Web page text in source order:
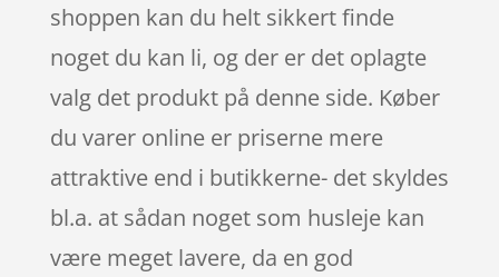
shoppen kan du helt sikkert finde
noget du kan li, og der er det oplagte
valg det produkt på denne side. Køber
du varer online er priserne mere
attraktive end i butikkerne- det skyldes
bl.a. at sådan noget som husleje kan
være meget lavere, da en god